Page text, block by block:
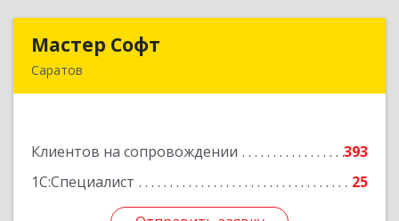
Мастер Софт
Саратов
Клиентов на сопровождении
393
1С:Специалист
25
Подробнее